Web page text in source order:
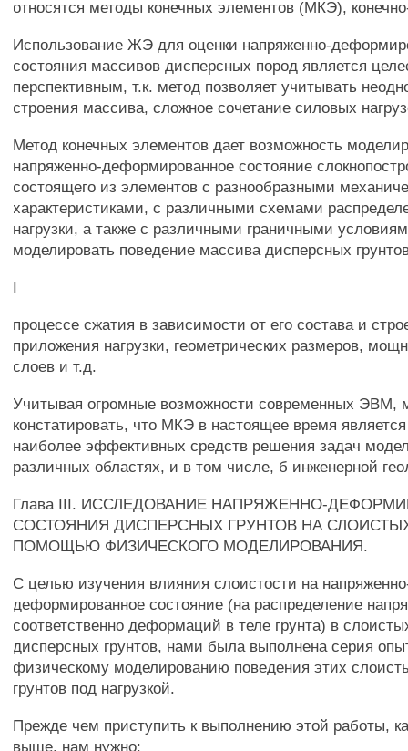
относятся методы конечных элементов (МКЭ),
Использование ЖЭ для оценки напряженно-
состояния массивов дисперсных пород является
перспективным, т.к. метод позволяет учитывать
строения массива, сложное сочетание силовых
Метод конечных элементов дает возможность
напряженно-деформированное состояние
состоящего из элементов с разнообразными
характеристиками, с различными схемами
нагрузки, а также с различными граничными
моделировать поведение массива дисперсных
I
процессе сжатия в зависимости от его состава и
приложения нагрузки, геометрических размеров,
слоев и т.д.
Учитывая огромные возможности современных ЭВМ,
констатировать, что МКЭ в настоящее время
наиболее эффективных средств решения задач
различных областях, и в том числе, б инженерной
Глава III. ИССЛЕДОВАНИЕ НАПРЯЖЕННО-
СОСТОЯНИЯ ДИСПЕРСНЫХ ГРУНТОВ НА
ПОМОЩЬЮ ФИЗИЧЕСКОГО МОДЕЛИРОВАНИЯ.
С целью изучения влияния слоистости на
деформированное состояние (на распределение
соответственно деформаций в теле грунта) в
дисперсных грунтов, нами была выполнена серия
физическому моделированию поведения этих
грунтов под нагрузкой.
Прежде чем приступить к выполнению этой работы,
выше, нам нужно: